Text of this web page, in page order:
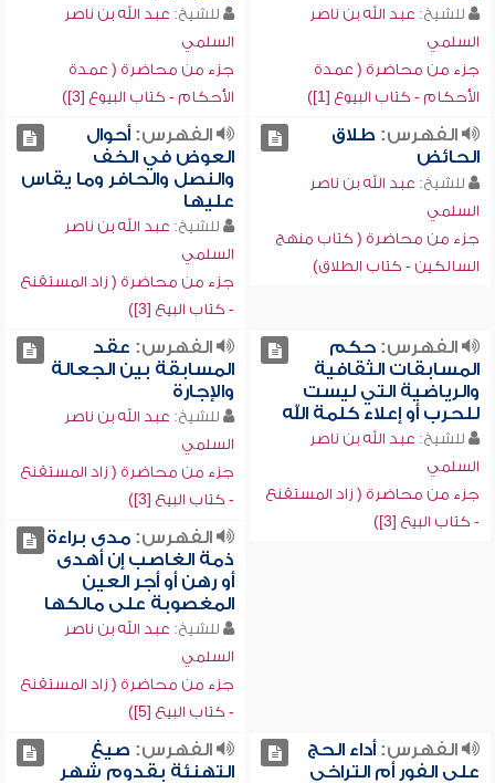
للشيخ: عبد الله بن ناصر
السلمي
جزء من محاضرة ( عمدة
الأحكام - كتاب البيوع [1])
للشيخ: عبد الله بن ناصر
السلمي
جزء من محاضرة ( عمدة
الأحكام - كتاب البيوع [3])
الفهرس: طلاق
الحائض
للشيخ: عبد الله بن ناصر
السلمي
جزء من محاضرة ( كتاب منهج
السالكين - كتاب الطلاق)
الفهرس:أحوال
العوض في الخف
والنصل والحافر وما يقاس
عليها
للشيخ: عبد الله بن ناصر
السلمي
جزء من محاضرة ( زاد المستقنع
- كتاب البيع [3])
الفهرس:حكم
المسابقات الثقافية
والرياضية التي ليست
للحرب أو إعلاء كلمة الله
للشيخ: عبد الله بن ناصر
السلمي
جزء من محاضرة ( زاد المستقنع
- كتاب البيع [3])
الفهرس: عقد
المسابقة بين الجعالة
والإجارة
للشيخ: عبد الله بن ناصر
السلمي
جزء من محاضرة ( زاد المستقنع
- كتاب البيع [3])
الفهرس:مدى براءة
ذمة الغاصب إن أهدى
أو رهن أو أجر العين
المغصوبة على مالكها
للشيخ: عبد الله بن ناصر
السلمي
جزء من محاضرة ( زاد المستقنع
- كتاب البيع [5])
الفهرس:أداء الحج
على الفور أم التراخي
الفهرس: صيغ
التهنئة بقدوم شهر